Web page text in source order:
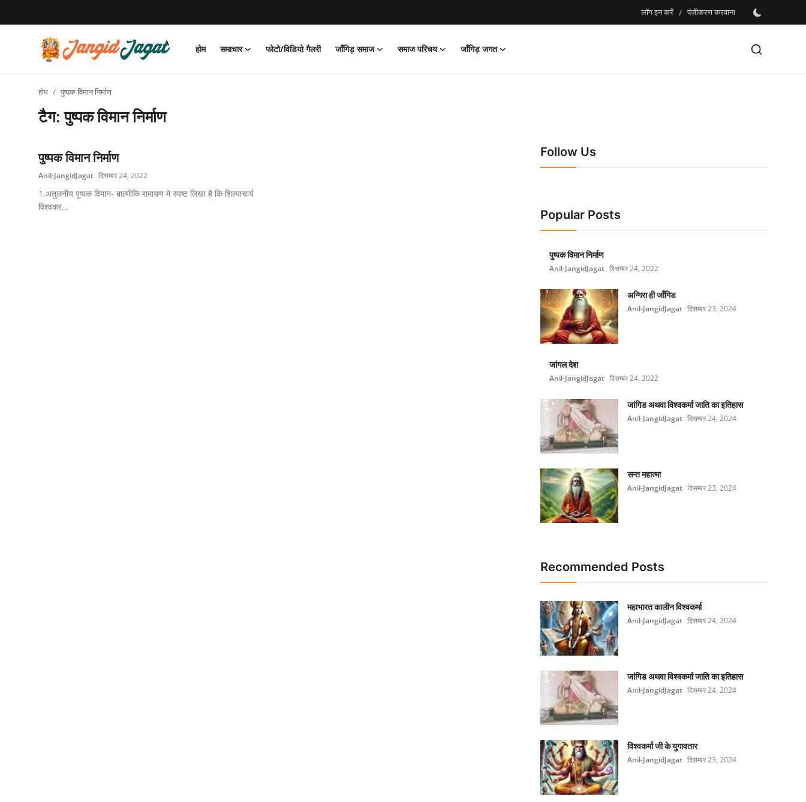
लॉग इन करें / पंजीकरण करवाना
होम समाचार फोटो/विडियो गैलरी जाँगिड़ समाज समाज परिचय
जाँगिड़ जगत
फोटो/विडियो गैलरी
जाँगिड़ समाज
होम पुष्पक विमान निर्माण
टैग: पुष्पक विमान निर्माण
पुष्पक विमान निर्माण
Anil-JangidJagat दिसम्बर 24, 2022
1.अतुलनीय पुष्पक विमान- बाल्मीकि रामायण मे स्पष्ट लिखा है कि शिल्पाचार्य
विश्वकर...
Follow Us
Popular Posts
पुष्पक विमान निर्माण
Anil-JangidJagat दिसम्बर 24, 2022
अन्गिरा ही जाँगिड
Anil-JangidJagat दिसम्बर 23, 2024
जांगल देश
Anil-JangidJagat दिसम्बर 24, 2022
जांगिड अथवा विश्वकर्मा जाति का इतिहास
Anil-JangidJagat दिसम्बर 24, 2024
सन्त महात्मा
Anil-JangidJagat दिसम्बर 23, 2024
Recommended Posts
महाभारत कालीन विश्वकर्मा
Anil-JangidJagat दिसम्बर 24, 2024
जांगिड अथवा विश्वकर्मा जाति का इतिहास
Anil-JangidJagat दिसम्बर 24, 2024
विश्वकर्मा जी के युगावतार
Anil-JangidJagat दिसम्बर 23, 2024